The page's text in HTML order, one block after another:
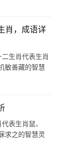
年恰逢“禄马交
肖，成语详
生肖代表生肖
敏善藏的智慧
夜行的习性——
表生肖鼠、
求之的智慧灵
于在暗处谋